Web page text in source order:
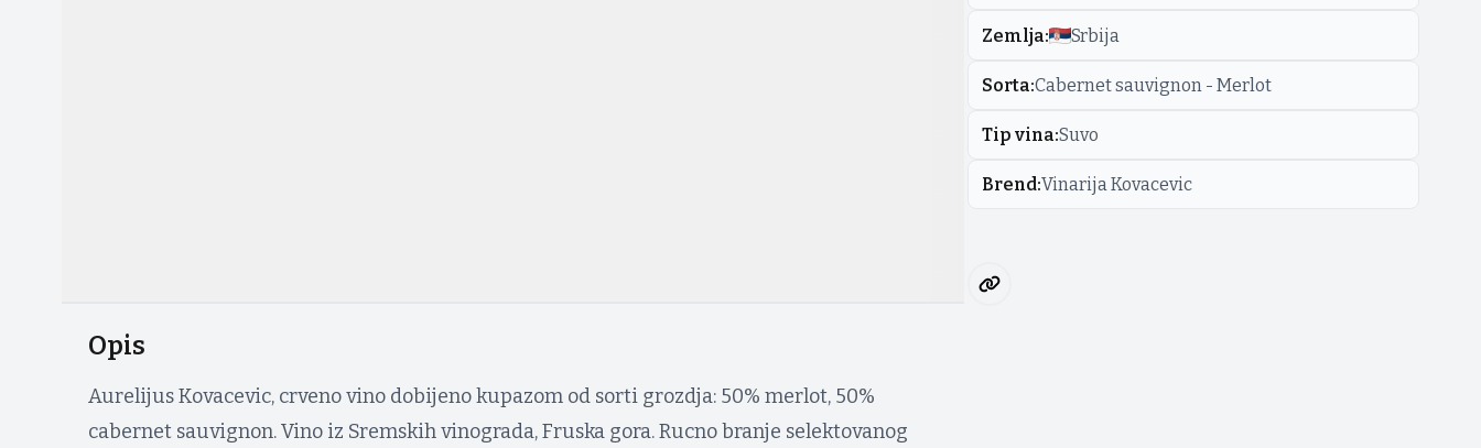
Opis
Aurelijus Kovacevic, crveno vino dobijeno kupazom od sorti grozdja: 50% merlot, 50%
cabernet sauvignon. Vino iz Sremskih vinograda, Fruska gora. Rucno branje selektovanog
Zemlja: Srbija
Sorta:Cabernet sauvignon - Merlot
Tip vina:Suvo
Brend:Vinarija Kovacevic